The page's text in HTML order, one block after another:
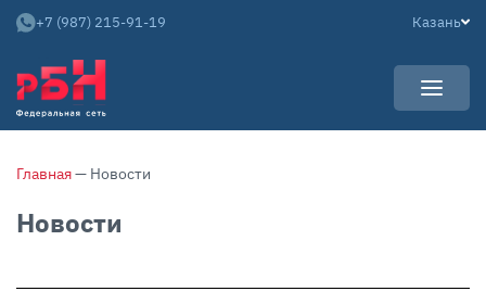
Арендаторам
Покупателям
НОВОСТИ
КАРЬЕРА
О нас
АРЕНДНЫЙ БИЗНЕС
+7 (987) 215-91-19 Казань
Главная— Новости
Новости